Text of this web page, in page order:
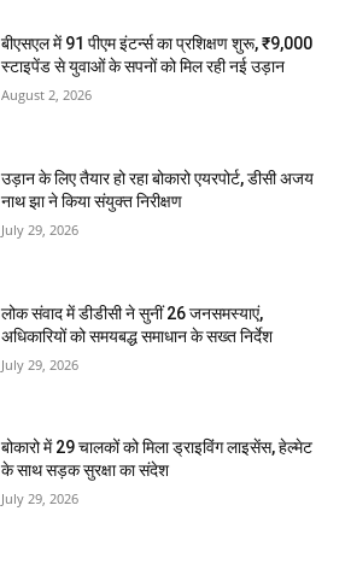
बीएसएल में 91 पीएम इंटर्न्स का प्रशिक्षण शुरू, ₹9,000
स्टाइपेंड से युवाओं के सपनों को मिल रही नई उड़ान
August 2, 2026
उड़ान के लिए तैयार हो रहा बोकारो एयरपोर्ट, डीसी अजय
नाथ झा ने किया संयुक्त निरीक्षण
July 29, 2026
लोक संवाद में डीडीसी ने सुनीं 26 जनसमस्याएं,
अधिकारियों को समयबद्ध समाधान के सख्त निर्देश
July 29, 2026
बोकारो में 29 चालकों को मिला ड्राइविंग लाइसेंस, हेल्मेट
के साथ सड़क सुरक्षा का संदेश
July 29, 2026